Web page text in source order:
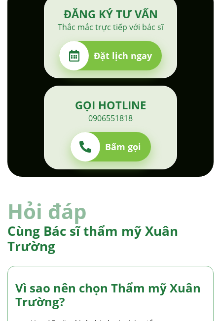
ĐĂNG KÝ TƯ VẤN
Thắc mắc trực tiếp với bác sĩ
Đặt lịch ngay
GỌI HOTLINE
0906551818
Bấm gọi
Hỏi đáp
Cùng Bác sĩ thẩm mỹ Xuân
Trường
Vì sao nên chọn Thẩm mỹ Xuân
Trường?